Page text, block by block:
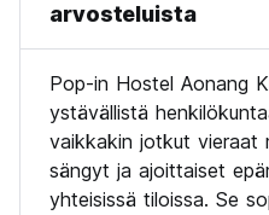
arvosteluista
Pop-in Hostel Aonang
ystävällistä
vaikkakin jotkut vieraat
sängyt ja ajoittaiset
yhteisissä tiloissa. Se